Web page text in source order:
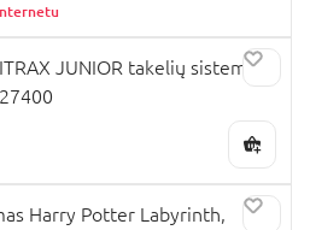
JUNIOR takelių sistemos
Harry Potter Labyrinth,